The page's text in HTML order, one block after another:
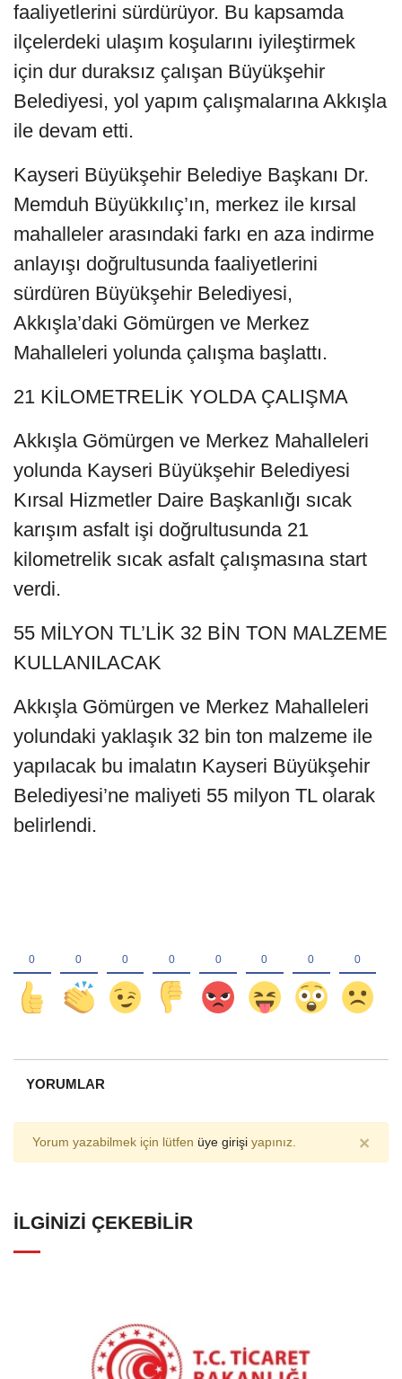
faaliyetlerini sürdürüyor. Bu kapsamda
ilçelerdeki ulaşım koşularını iyileştirmek
için dur duraksız çalışan Büyükşehir
Belediyesi, yol yapım çalışmalarına Akkışla
ile devam etti.
Kayseri Büyükşehir Belediye Başkanı Dr.
Memduh Büyükkılıç’ın, merkez ile kırsal
mahalleler arasındaki farkı en aza indirme
anlayışı doğrultusunda faaliyetlerini
sürdüren Büyükşehir Belediyesi,
Akkışla’daki Gömürgen ve Merkez
Mahalleleri yolunda çalışma başlattı.
21 KİLOMETRELİK YOLDA ÇALIŞMA
Akkışla Gömürgen ve Merkez Mahalleleri
yolunda Kayseri Büyükşehir Belediyesi
Kırsal Hizmetler Daire Başkanlığı sıcak
karışım asfalt işi doğrultusunda 21
kilometrelik sıcak asfalt çalışmasına start
verdi.
55 MİLYON TL’LİK 32 BİN TON MALZEME
KULLANILACAK
Akkışla Gömürgen ve Merkez Mahalleleri
yolundaki yaklaşık 32 bin ton malzeme ile
yapılacak bu imalatın Kayseri Büyükşehir
Belediyesi’ne maliyeti 55 milyon TL olarak
belirlendi.
YORUMLAR
Yorum yazabilmek için lütfen üye girişi yapınız. ×
İLGINIZI ÇEKEBILIR